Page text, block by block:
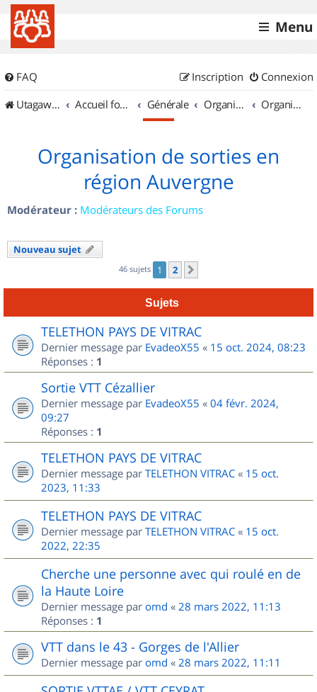
Menu
FAQ Connexion
Inscription
UtagawaVTT (Randos VTT et VTTAE avec traces GPS)
Accueil forum Générale Organisation de sorties & Recherche de partenaires Organisation de sorties en région Auvergne
Organisation de sorties en
région Auvergne
Modérateur : Modérateurs des Forums
Nouveau sujet
46 sujets 1 2
Sujets
TELETHON PAYS DE VITRAC
Dernier message par EvadeoX55 « 15 oct. 2024, 08:23
Réponses : 1
Sortie VTT Cézallier
Dernier message par EvadeoX55 « 04 févr. 2024,
09:27
Réponses : 1
TELETHON PAYS DE VITRAC
Dernier message par TELETHON VITRAC « 15 oct.
2023, 11:33
TELETHON PAYS DE VITRAC
Dernier message par TELETHON VITRAC « 15 oct.
2022, 22:35
Cherche une personne avec qui roulé en de
la Haute Loire
Dernier message par omd « 28 mars 2022, 11:13
Réponses : 1
VTT dans le 43 - Gorges de l'Allier
Dernier message par omd « 28 mars 2022, 11:11